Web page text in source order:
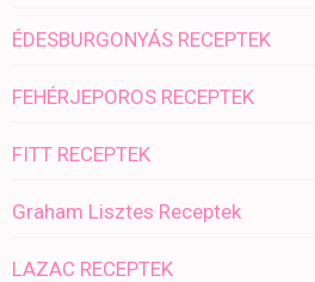
ÉDESBURGONYÁS RECEPTEK
FEHÉRJEPOROS RECEPTEK
FITT RECEPTEK
Graham Lisztes Receptek
LAZAC RECEPTEK